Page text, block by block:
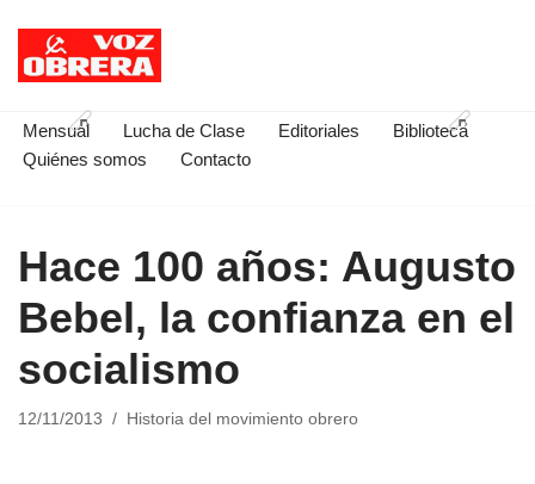
Saltar
contenido
Mensual Lucha de Clase Editoriales
Biblioteca
Quiénes somos
Contacto
Hace 100 años: Augusto
Bebel, la confianza en el
socialismo
12/11/2013 Historia del movimiento obrero